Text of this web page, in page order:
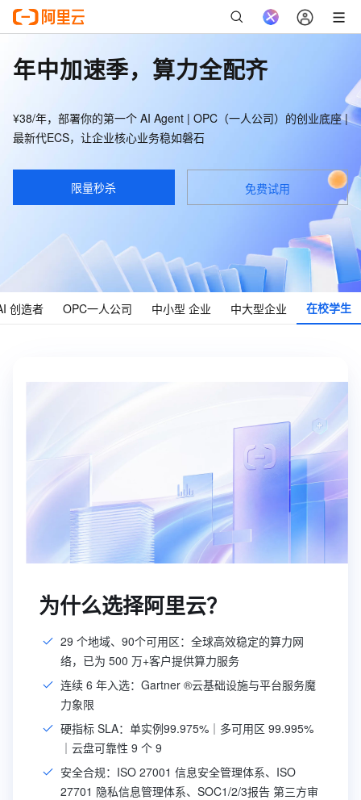
年中加速季，算力全配齐
¥38/年，部署你的第一个 AI Agent | OPC（一人公司）的创业底座 |
最新代ECS，让企业核心业务稳如磐石
限量秒杀 免费试用
创造者 OPC一人公司 中小型 企业 中大型企业 在校学生
为什么选择阿里云？
29 个地域、90个可用区：全球高效稳定的算力网
络，已为 500 万+客户提供算力服务
连续 6 年入选：Gartner ®云基础设施与平台服务魔
力象限
硬指标 SLA：单实例99.975%｜多可用区 99.995%
｜云盘可靠性 9 个 9
安全合规：ISO 27001 信息安全管理体系、ISO
27701 隐私信息管理体系、SOC1/2/3报告 第三方审